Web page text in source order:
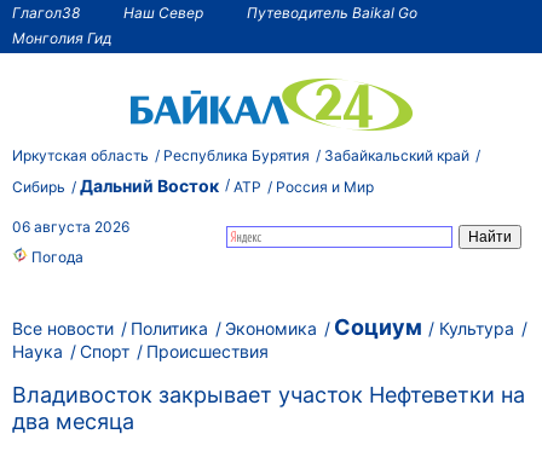
Глагол38 Наш Север
Путеводитель Baikal Go
Монголия Гид
Иркутская область Республика Бурятия
Забайкальский край
Сибирь
Дальний Восток АТР Россия и Мир
06 августа 2026
Погода
Все новости Политика Экономика Социум
Культура
Наука
Спорт Происшествия
Владивосток закрывает участок Нефтеветки на
два месяца